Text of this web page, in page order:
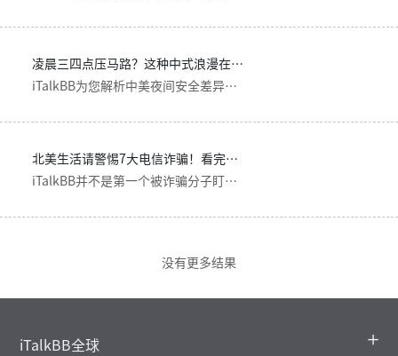
凌晨三四点压马路？这种中式浪漫在美国无法体验 - iTalkBB
iTalkBB为您解析中美夜间安全差异：国内凌晨压马路的浪漫在美国为何难以实现？从洛杉矶治安现状到智能安防解决方案，为海外华人提供家居安全保障。
北美生活请警惕7大电信诈骗！看完这篇不再上当！
iTalkBB并不是第一个被诈骗分子盯上的品牌，从电信诈骗这个魔鬼诞生以来，小到快递、餐厅，大到银行、税务局、警察局甚至领事馆，骗子可以利用诈骗软件模拟任何官方来电！所以今天我们盘点一次，近期常见的7种诈骗方式，希望您和您的家人们都提高警惕！
没有更多结果
iTalkBB全球